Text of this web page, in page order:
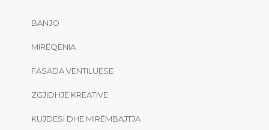
BANJO
MIRËQENIA
FASADA VENTILUESE
ZGJIDHJE KREATIVE
KUJDESI DHE MIRËMBAJTJA